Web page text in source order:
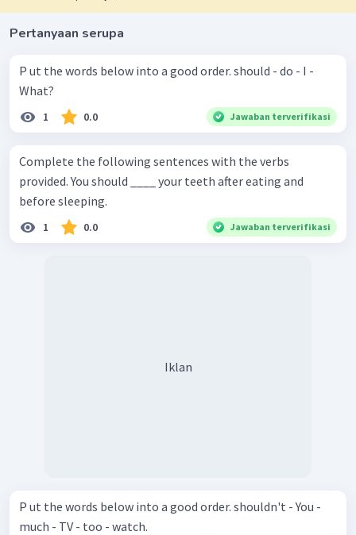
Pertanyaan serupa
P ut the words below into a good order. should - do - I -
What?
1 0.0 Jawaban terverifikasi
Complete the following sentences with the verbs
provided. You should ____ your teeth after eating and
before sleeping.
1 0.0 Jawaban terverifikasi
Iklan
P ut the words below into a good order. shouldn't - You -
much - TV - too - watch.